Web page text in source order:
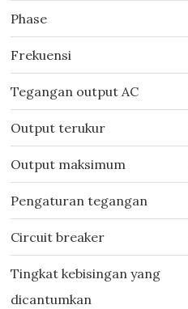
Phase
Frekuensi
Tegangan output AC
Output terukur
Output maksimum
Pengaturan tegangan
Circuit breaker
Tingkat kebisingan yang
dicantumkan